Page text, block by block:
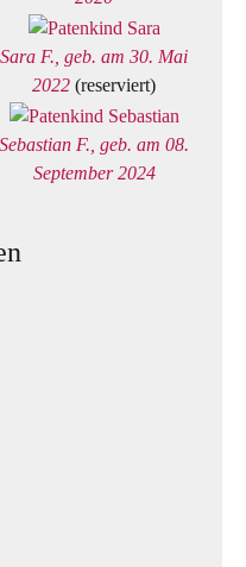
Sara F., geb. am 30. Mai
2022 (reserviert)
Sebastian F., geb. am 08.
September 2024